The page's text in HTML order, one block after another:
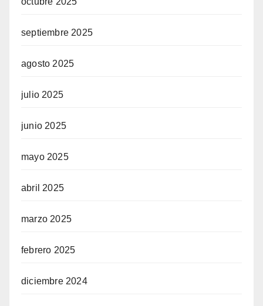
septiembre 2025
agosto 2025
julio 2025
junio 2025
mayo 2025
abril 2025
marzo 2025
febrero 2025
diciembre 2024